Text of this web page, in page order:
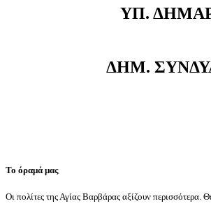
ΥΠ.
ΔΗΜ.
Το όραμά μας
Οι πολίτες της Αγίας Βαρβάρας αξίζουν